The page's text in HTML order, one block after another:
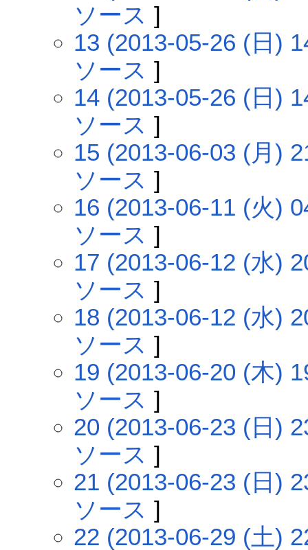
ソース ]
13 (2013-05-26 (日)
ソース ]
14 (2013-05-26 (日)
ソース ]
15 (2013-06-03 (月)
ソース ]
16 (2013-06-11 (火)
ソース ]
17 (2013-06-12 (水)
ソース ]
18 (2013-06-12 (水)
ソース ]
19 (2013-06-20 (木)
ソース ]
20 (2013-06-23 (日)
ソース ]
21 (2013-06-23 (日)
ソース ]
22 (2013-06-29 (土)